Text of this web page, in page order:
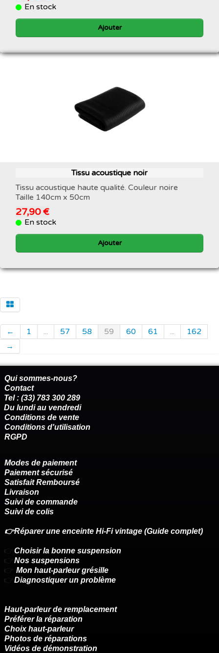
En stock
Ajouter
Tissu acoustique noir
Tissu acoustique haute qualité. Couleur noire
Taille 140cm x 50cm
27,90 €
En stock
Ajouter
← 1 ... 57 58 59 60 61 ...
162
→
Qui sommes-nous?
Contact
Tel : (33) 783 300 289
Du lundi au vendredi
Conditions de vente
Conditions d'utilisation
RGPD
Modes de paiement
Paiement sécurisé
Satisfait Remboursé
Livraison
Suivi de commande
Suivi de colis
👉Réparer une enceinte Hi-Fi vintage (Guide complet)
👉 Choisir la bonne suspension
👉 Nos suspensions
👉 Mon haut-parleur grésille
👉 Diagnostiquer un problème
Haut-parleur de remplacement
Préférer la réparation
Choix haut-parleur
Photos de réparations
Vidéos de démonstration